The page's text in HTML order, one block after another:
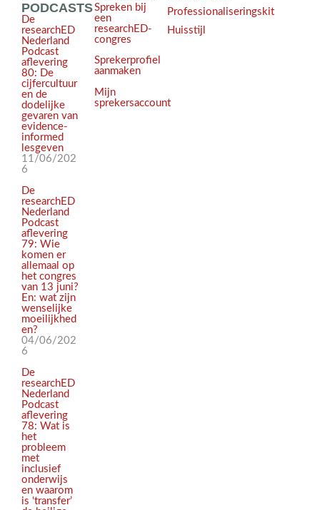
PODCASTS
De
researchED
Nederland
Podcast
aflevering
80: De
cijfercultuur
en de
dodelijke
gevaren van
evidence-
informed
lesgeven
11/06/202
6
De
researchED
Nederland
Podcast
aflevering
79: Wie
komen er
allemaal op
het congres
van 13 juni?
En: wat zijn
wenselijke
moeilijkhed
en?
04/06/202
6
De
researchED
Nederland
Podcast
aflevering
78: Wat is
het
probleem
met
inclusief
onderwijs
en waarom
is ‘transfer’
Spreken bij
een
researchED-
congres
Sprekerprofiel
aanmaken
Mijn
sprekersaccount
Professionaliseringskit
Huisstijl